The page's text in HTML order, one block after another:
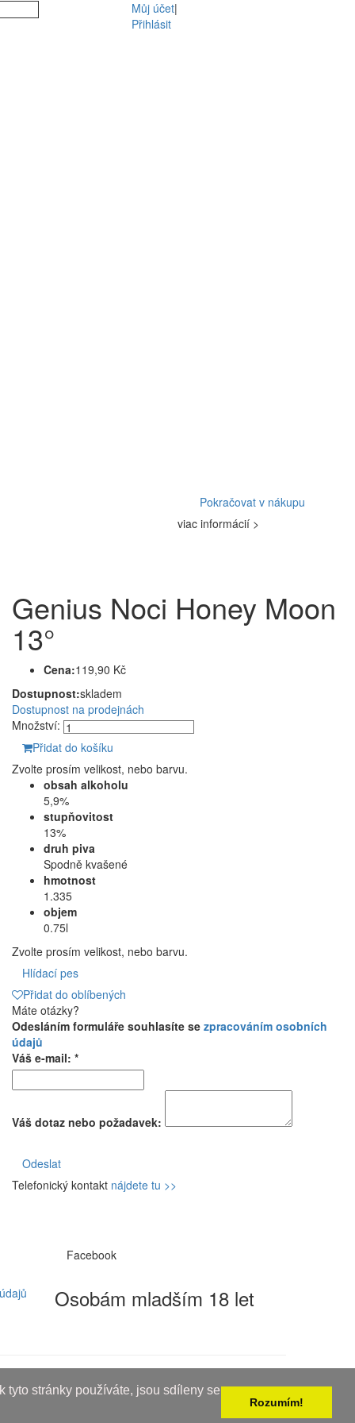
tyto stránky používáte, jsou sdíleny se
Rozumím!
Můj účet|
Přihlásit
Pokračovat v nákupu
Genius Noci Honey Moon
13°
Cena:119,90 Kč
Dostupnost:skladem
Dostupnost na prodejnách
Množství:
Přidat do košíku
Zvolte prosím velikost, nebo barvu.
obsah alkoholu
5,9%
stupňovitost
13%
druh piva
Spodně kvašené
hmotnost
1.335
objem
0.75l
Zvolte prosím velikost, nebo barvu.
Hlídací pes
Přidat do oblíbených
viac informácií >
Máte otázky?
Odesláním formuláře souhlasíte se zpracováním osobních
údajů
Váš e-mail: *
Váš dotaz nebo požadavek:
Odeslat
Telefonický kontakt nájdete tu >>
Facebook
Osobám mladším 18 let